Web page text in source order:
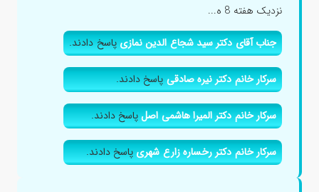
نزدیک هفته 8 ه...
جناب آقای دکتر سید شجاع الدین نمازیپاسخ دادند.
سرکار خانم دکتر نیره صادقیپاسخ دادند.
سرکار خانم دکتر المیرا هاشمی اصلپاسخ دادند.
سرکار خانم دکتر رخساره زارع شهریپاسخ دادند.